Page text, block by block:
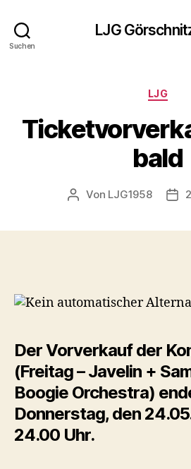
Suchen
LJG
LJG
bald
Beitragsautor
Von LJG1958
Der Vorverkauf der
(Freitag – Javelin +
Boogie Orchestra)
Donnerstag, den
24.00 Uhr.